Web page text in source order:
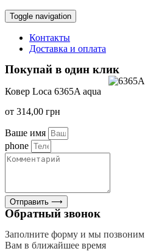
Toggle navigation
Контакты
Доставка и оплата
Покупай в один клик
Ковер Loca 6365A aqua
от 314,00 грн
Ваше имя
phone
Отправить ⟶
Обратный звонок
Заполните форму и мы позвоним
Вам в ближайшее время